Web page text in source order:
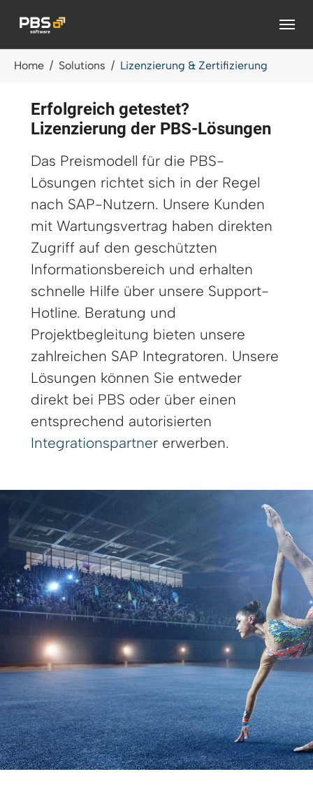
Home Solutions Lizenzierung & Zertifizierung
Erfolgreich getestet?
Lizenzierung der PBS-Lösungen
Das Preismodell für die PBS-
Lösungen richtet sich in der Regel
nach SAP-Nutzern. Unsere Kunden
mit Wartungsvertrag haben direkten
Zugriff auf den geschützten
Informationsbereich und erhalten
schnelle Hilfe über unsere Support-
Hotline. Beratung und
Projektbegleitung bieten unsere
zahlreichen SAP Integratoren. Unsere
Lösungen können Sie entweder
direkt bei PBS oder über einen
entsprechend autorisierten
Integrationspartner erwerben.